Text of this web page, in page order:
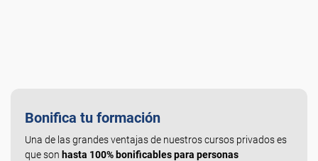
Bonifica tu formación
Una de las grandes ventajas de nuestros cursos privados es
que son hasta 100% bonificables para personas